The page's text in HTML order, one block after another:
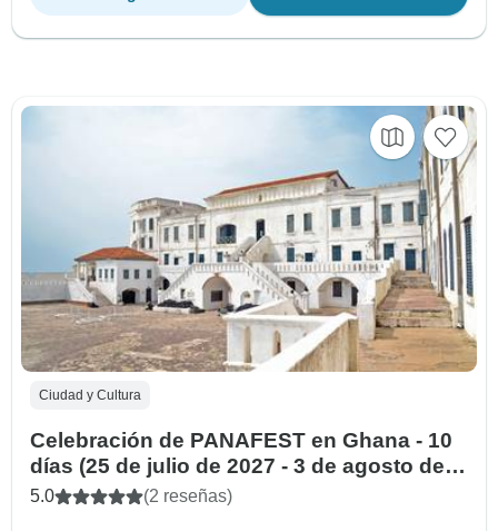
Ciudad y Cultura
Celebración de PANAFEST en Ghana - 10
días (25 de julio de 2027 - 3 de agosto de
2027)
5.0 (2 reseñas)